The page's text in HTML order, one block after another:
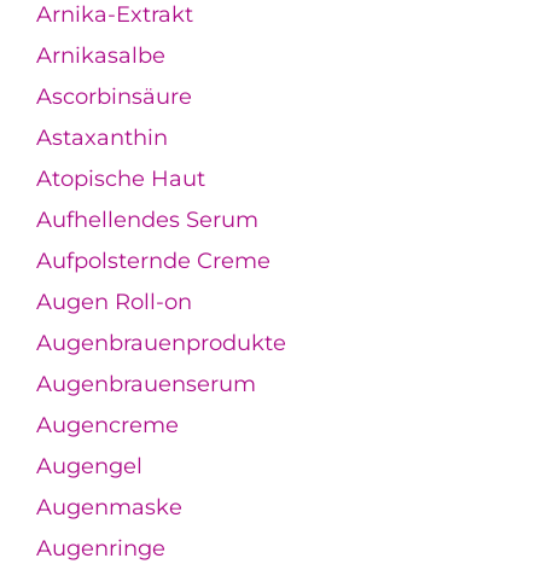
Arnika-Extrakt
Arnikasalbe
Ascorbinsäure
Astaxanthin
Atopische Haut
Aufhellendes Serum
Aufpolsternde Creme
Augen Roll-on
Augenbrauenprodukte
Augenbrauenserum
Augencreme
Augengel
Augenmaske
Augenringe